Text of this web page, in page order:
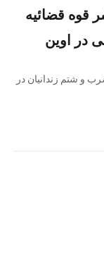
قوه قضائیه
در اوین
و شتم زندانیان در